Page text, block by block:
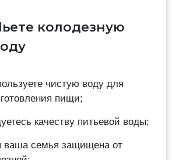
колодезную
чистую воду для
пищи;
качеству питьевой воды;
ваша семья защищена от